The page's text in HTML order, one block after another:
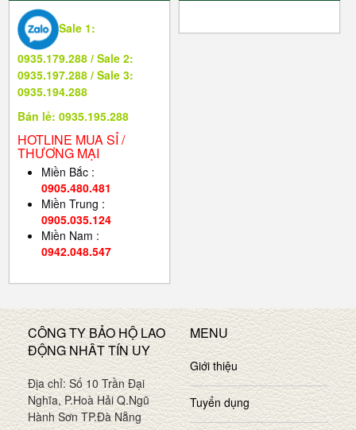
Sale 1:
0935.179.288 / Sale 2:
0935.197.288 / Sale 3:
0935.194.288
Bán lẻ: 0935.195.288
HOTLINE MUA SỈ /
THƯƠNG MẠI
Miền Bắc :
0905.480.481
Miền Trung :
0905.035.124
Miền Nam :
0942.048.547
CÔNG TY BẢO HỘ LAO
ĐỘNG NHÂT TÍN UY
Địa chỉ: Số 10 Trần Đại
Nghĩa, P.Hoà Hải Q.Ngũ
Hành Sơn TP.Đà Nẵng
MENU
Giới thiệu
Tuyển dụng